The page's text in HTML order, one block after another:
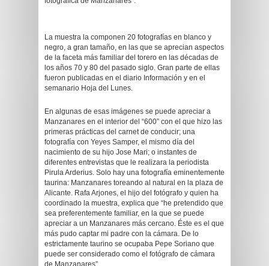
La muestra la componen 20 fotografías en blanco y
negro, a gran tamaño, en las que se aprecian aspectos
de la faceta más familiar del torero en las décadas de
los años 70 y 80 del pasado siglo. Gran parte de ellas
fueron publicadas en el diario Información y en el
semanario Hoja del Lunes.
En algunas de esas imágenes se puede apreciar a
Manzanares en el interior del “600” con el que hizo las
primeras prácticas del carnet de conducir; una
fotografía con Yeyes Samper, el mismo día del
nacimiento de su hijo Jose Mari; o instantes de
diferentes entrevistas que le realizara la periodista
Pirula Arderius. Solo hay una fotografía eminentemente
taurina: Manzanares toreando al natural en la plaza de
Alicante. Rafa Arjones, el hijo del fotógrafo y quien ha
coordinado la muestra, explica que “he pretendido que
sea preferentemente familiar, en la que se puede
apreciar a un Manzanares más cercano. Éste es el que
más pudo captar mi padre con la cámara. De lo
estrictamente taurino se ocupaba Pepe Soriano que
puede ser considerado como el fotógrafo de cámara
de Manzanares”.